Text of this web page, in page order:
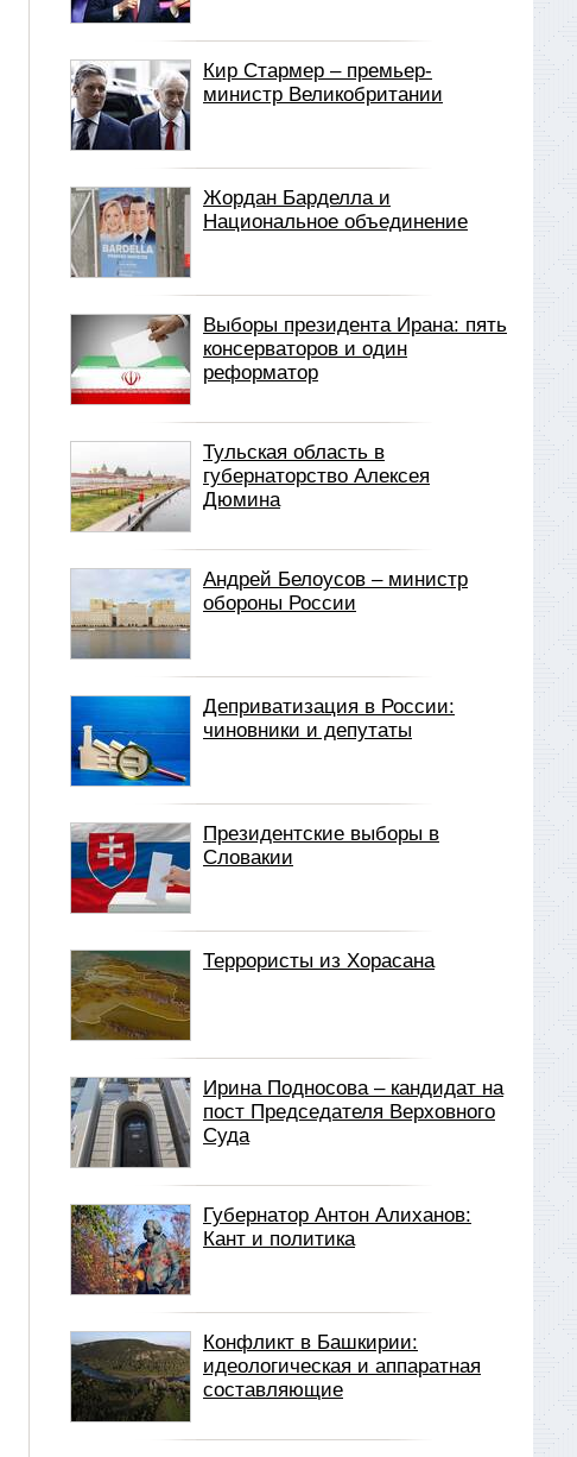
Кир Стармер – премьер-
министр Великобритании
Жордан Барделла и
Национальное объединение
Выборы президента Ирана: пять
консерваторов и один
реформатор
Тульская область в
губернаторство Алексея
Дюмина
Андрей Белоусов – министр
обороны России
Деприватизация в России:
чиновники и депутаты
Президентские выборы в
Словакии
Террористы из Хорасана
Ирина Подносова – кандидат на
пост Председателя Верховного
Суда
Губернатор Антон Алиханов:
Кант и политика
Конфликт в Башкирии:
идеологическая и аппаратная
составляющие